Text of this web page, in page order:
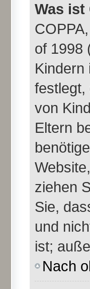
Was ist
of 1998
Kindern
festlegt,
von
Eltern
ziehen
Sie,
und
ist;
Nach